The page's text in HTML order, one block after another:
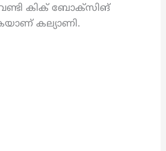
കിക് ബോക്‌സിങ്
കല്യാണി.